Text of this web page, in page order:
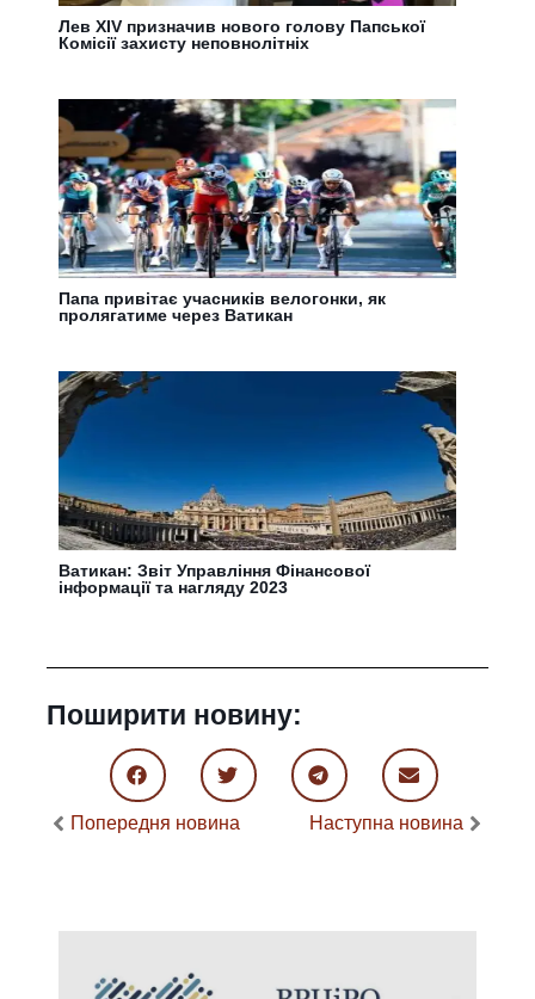
Лев XIV призначив нового голову Папської
Комісії захисту неповнолітніх
Папа привітає учасників велогонки, як
пролягатиме через Ватикан
Ватикан: Звіт Управління Фінансової
інформації та нагляду 2023
Поширити новину:
Попередня новина Наступна новина